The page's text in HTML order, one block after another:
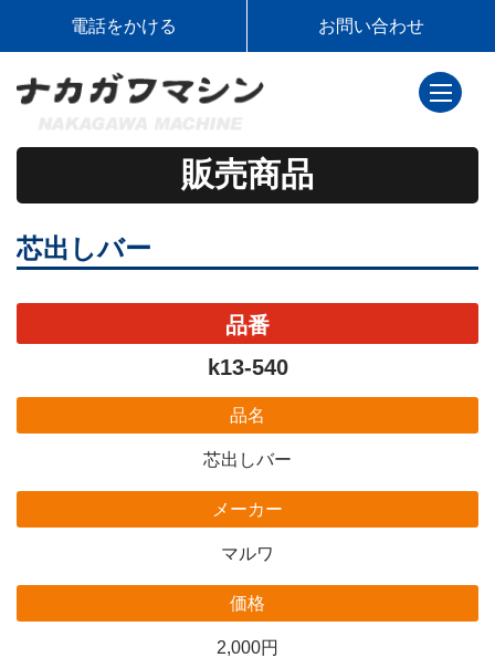
電話をかける お問い合わせ
toggle
販売商品
芯出しバー
品番
k13-540
品名
芯出しバー
メーカー
マルワ
価格
2,000円